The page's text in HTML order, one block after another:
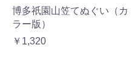
博多祇園山笠てぬぐい（カ
ラー版）
￥1,320